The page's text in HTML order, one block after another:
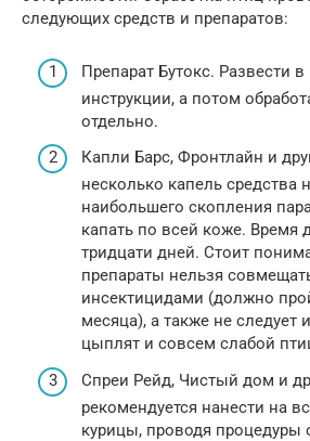
следующих средств и препаратов:
Препарат Бутокс. Развести в
инструкции, а потом
отдельно.
Капли Барс, Фронтлайн и
несколько капель средства
наибольшего скопления
капать по всей коже. Время
тридцати дней. Стоит
препараты нельзя
инсектицидами (должно
месяца), а также не следует
цыплят и совсем слабой
Спреи Рейд, Чистый дом и
рекомендуется нанести на
курицы, проводя процедуры